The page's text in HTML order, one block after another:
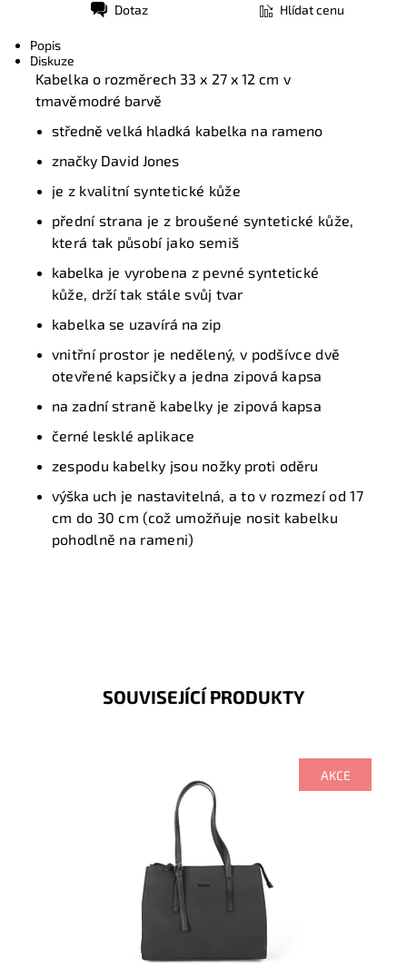
Dotaz Hlídat cenu
Popis
Diskuze
Kabelka o rozměrech 33 x 27 x 12 cm v
tmavěmodré barvě
středně velká hladká kabelka na rameno
značky David Jones
je z kvalitní syntetické kůže
přední strana je z broušené syntetické kůže,
která tak působí jako semiš
kabelka je vyrobena z pevné syntetické
kůže, držítak stále svůjtvar
kabelka se uzavírá na zip
vnitřní prostor je nedělený, v podšívce dvě
otevřené kapsičky a jedna zipová kapsa
na zadnístraně kabelky je zipová kapsa
černé lesklé aplikace
zespodu kabelky jsou nožky proti oděru
výška uch je nastavitelná , a to v rozmezí od 17
cm do 30 cm (což umožňuje nosit kabelku
pohodlně na rameni)
SOUVISEJÍCÍ PRODUKTY
AKCE
Výhodou této středně velké kabelky je nastavitelná
Skladem
1622
David Jones Paris
2 roky